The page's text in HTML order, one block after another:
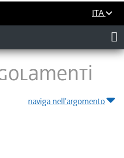
ITA
naviga nell'argomento